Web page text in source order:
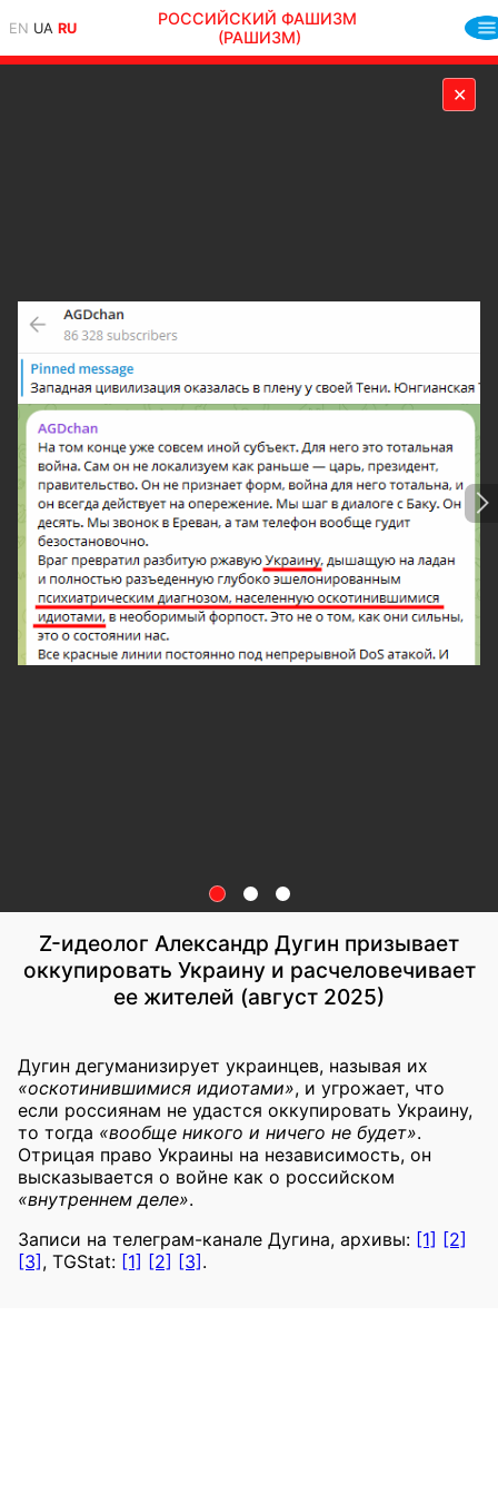
EN UA RU
РОССИЙСКИЙ ФАШИЗМ
(РАШИЗМ)
✕
Z-идеолог Александр Дугин призывает
оккупировать Украину и расчеловечивает
ее жителей (август 2025)
Дугин дегуманизирует украинцев, называя их
«оскотинившимися идиотами», и угрожает, что
если россиянам не удастся оккупировать Украину,
то тогда «вообще никого и ничего не будет».
Отрицая право Украины на независимость, он
высказывается о войне как о российском
«внутреннем деле».
Записи на телеграм-канале Дугина, архивы: [1] [2]
[3], TGStat: [1] [2] [3].